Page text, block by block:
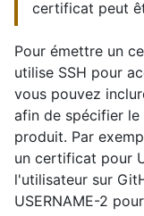
certificat peut
Pour émettre un
utilise SSH pour
vous pouvez
afin de spécifier
produit. Par
un certificat pour
l'utilisateur sur
USERNAME-2